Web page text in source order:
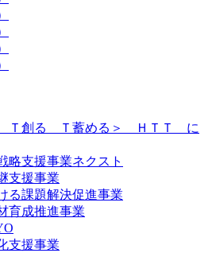
Ｔ創る Ｔ蓄める＞ ＨＴＴ に
略支援事業ネクスト
支援事業
る課題解決促進事業
育成推進事業
支援事業